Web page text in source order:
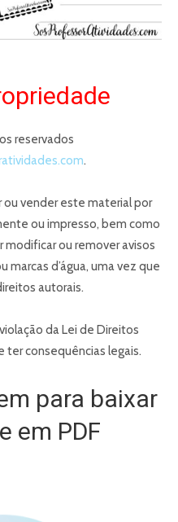
reservados
.
ou vender este material por
ou impresso, bem como
ou remover avisos
d’água, uma vez que
autorais.
da Lei de Direitos
ter consequências legais.
para baixar
em PDF